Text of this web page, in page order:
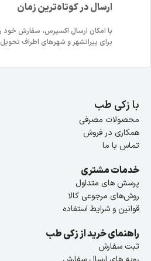
ارسال در کوتاه‌ترین زمان
برای پیرانشهر و شهرهای اطراف
با زکی طب
محصولات مصرفی
همکاری در فروش
تماس با ما
خدمات مشتری
پرسش های متداول
روش‌های مرجوعی کالا
قوانین و شرایط استفاده
راهنمای خرید از زکی طب
ثبت سفارش